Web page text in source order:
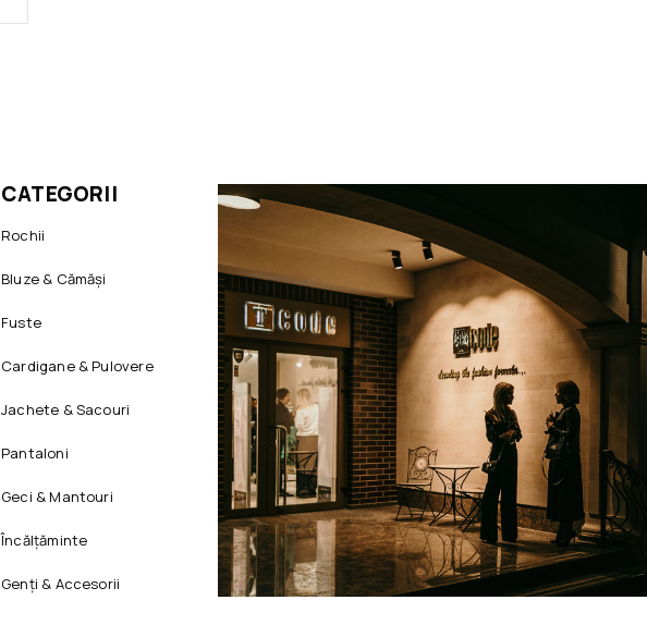
CATEGORII
Rochii
Bluze & Cămăși
Fuste
Cardigane & Pulovere
Jachete & Sacouri
Pantaloni
Geci & Mantouri
Încălțăminte
Genți & Accesorii